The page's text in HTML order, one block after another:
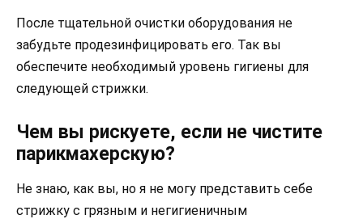
После тщательной очистки оборудования не
забудьте продезинфицировать его. Так вы
обеспечите необходимый уровень гигиены для
следующей стрижки.
Чем вы рискуете, если не чистите
парикмахерскую?
Не знаю, как вы, но я не могу представить себе
стрижку с грязным и негигиеничным